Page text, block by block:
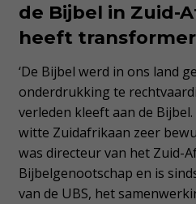
de Bijbel in Zuid-
heeft
‘De Bijbel werd in ons land
onderdrukking te
verleden kleeft aan de
witte Zuidafrikaan zeer
was directeur van het Zuid-
Bijbelgenootschap en is
van de UBS, het